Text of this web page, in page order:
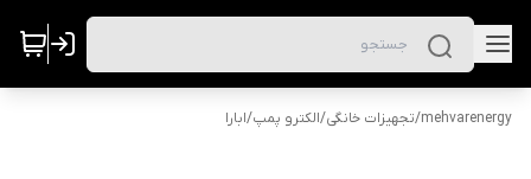
mehvarenergy
/تجهیزات خانگی/الکترو پمپ/ابارا